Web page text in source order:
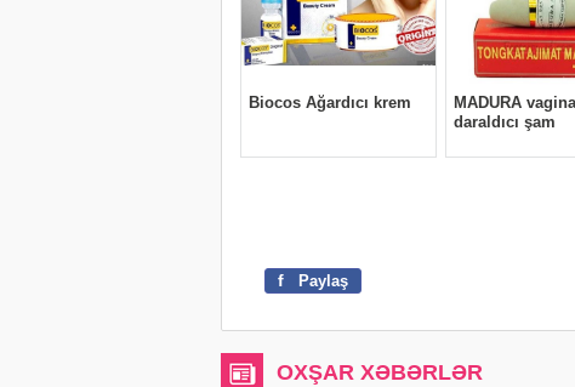
f Paylaş
OXŞAR XƏBƏRLƏR